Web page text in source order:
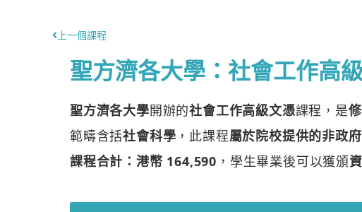
上一個課程
聖方濟各大學：社會工作高
聖方濟各大學開辦的社會工作高級文憑課程，是
範疇含括社會科學 ，此課程屬於院校提供的非政
課程合計：港幣 164,590 ，學生畢業後可以獲頒